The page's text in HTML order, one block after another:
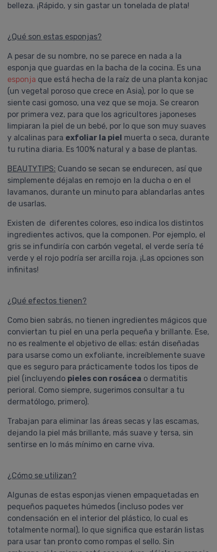
belleza. ¡Rápido, y sin gastar un tonelada de plata!
¿Qué son estas esponjas?
A pesar de su nombre, no se parece en nada a la
esponja que guardas en la bacha de la cocina. Es una
esponja que está hecha de la raíz de una planta konjac
(un vegetal poroso que crece en Asia), por lo que se
siente casi gomoso, una vez que se moja. Se crearon
por primera vez, para que los agricultores japoneses
limpiaran la piel de un bebé, por lo que son muy suaves
y alcalinas para exfoliar la piel muerta o seca, durante
tu rutina diaria. Es 100% natural y a base de plantas.
BEAUTYTIPS: Cuando se secan se endurecen, así que
simplemente déjalas en remojo en la ducha o en el
lavamanos, durante un minuto para ablandarlas antes
de usarlas.
Existen de diferentes colores, eso indica los distintos
ingredientes activos, que la componen. Por ejemplo, el
gris se infundiría con carbón vegetal, el verde sería té
verde y el rojo podría ser arcilla roja. ¡Las opciones son
infinitas!
¿Qué efectos tienen?
Como bien sabrás, no tienen ingredientes mágicos que
conviertan tu piel en una perla pequeña y brillante. Ese,
no es realmente el objetivo de ellas: están diseñadas
para usarse como un exfoliante, increíblemente suave
que es seguro para prácticamente todos los tipos de
piel (incluyendo pieles con rosácea o dermatitis
perioral. Como siempre, sugerimos consultar a tu
dermatólogo, primero).
Trabajan para eliminar las áreas secas y las escamas,
dejando la piel más brillante, más suave y tersa, sin
sentirse en lo más mínimo en carne viva.
¿Cómo se utilizan?
Algunas de estas esponjas vienen empaquetadas en
pequeños paquetes húmedos (incluso podes ver
condensación en el interior del plástico, lo cual es
totalmente normal), lo que significa que estarán listas
para usar tan pronto como rompas el sello. Sin
Konjac Esponja Facial Blanca
De Pura Fibra Vegetal Natural
Para la piel es muy suave, también
piel, maquillaje. Vuelve a su tamaño
original después de su uso diario.
COMPRAR